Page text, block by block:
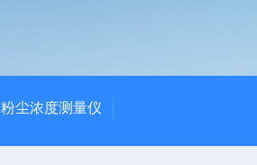
粉尘浓度测量仪